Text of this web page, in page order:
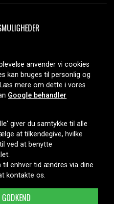
Spares Nordic AB
anvender vi cookies
kan bruges til personlig og
mere om dette i vores
Google behandler
giver du samtykke til alle
at tilkendegive, hvilke
ved at benytte
enhver tid ændres via dine
kontakte os.